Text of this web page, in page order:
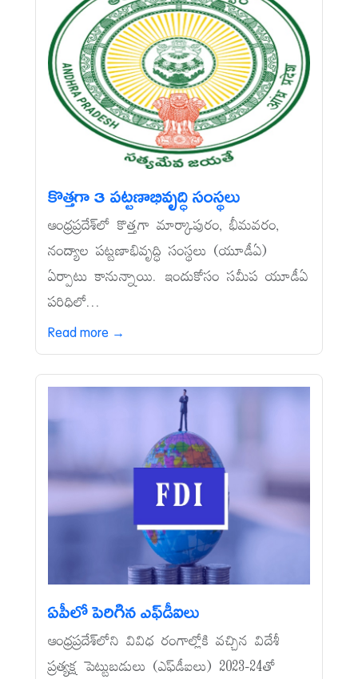
కొత్తగా 3 పట్టణాభివృద్ధి సంస్థలు
ఆంధ్రప్రదేశ్‌లో కొత్తగా మార్కాపురం, భీమవరం,
నంద్యాల పట్టణాభివృద్ధి సంస్థలు (యూడీఏ)
ఏర్పాటు కానున్నాయి. ఇందుకోసం సమీప యూడీఏ
పరిధిలో...
Read more →
ఏపీలో పెరిగిన ఎఫ్‌డీఐలు
ఆంధ్రప్రదేశ్‌లోని వివిధ రంగాల్లోకి వచ్చిన విదేశీ
ప్రత్యక్ష పెట్టుబడులు (ఎఫ్‌డీఐలు) 2023-24తో